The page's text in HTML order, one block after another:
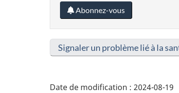
Abonnez-vous
Signaler un problème lié à la
Date de modification : 2024-08-19